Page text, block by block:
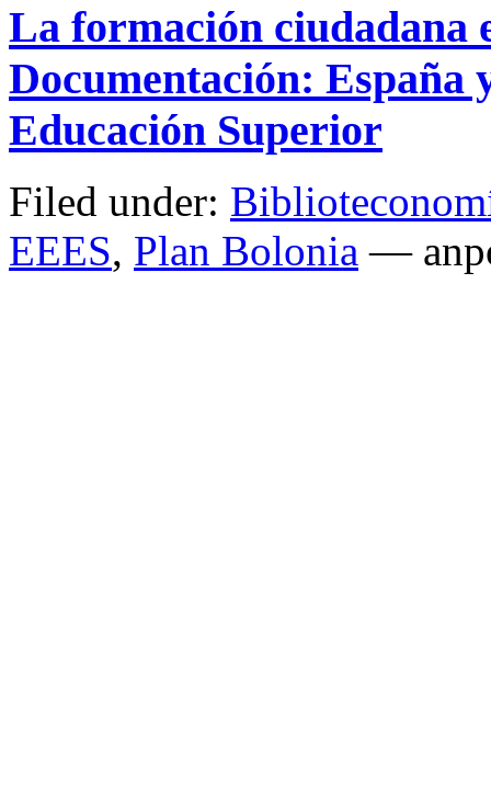
La formación ciudadana
Documentación: España
Educación Superior
Filed under:
EEES, Plan Bolonia —